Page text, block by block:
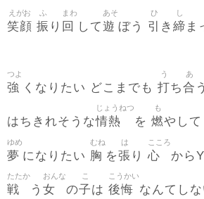
笑顔
えがお
振
ふ
り 回
まわ
して遊
あそ
ぼう 引
ひ
き 締
し
ま
強
つよ
くなりたい どこまでも 打
う
ち合
あ
はちきれそうな情熱
じょうねつ
を 燃
も
やして
夢
ゆめ
になりたい 胸
むね
を張
は
り 心
こころ
から
戦
たたか
う 女
おんな
の子
こ
は 後悔
こうかい
なんてしな